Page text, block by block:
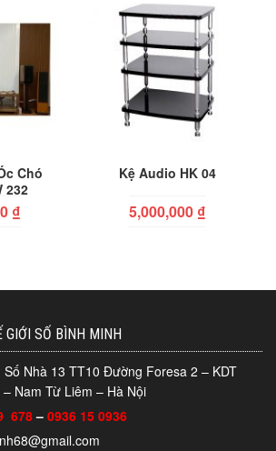
Chó
232
₫
Kệ Audio HK 04
5,000,000 ₫
GIỚI SỐ BÌNH MINH
Số Nhà 13 TT10 Đường Foresa 2 – KDT
Nam Từ Liêm – Hà Nội
678– 0936 15 0936